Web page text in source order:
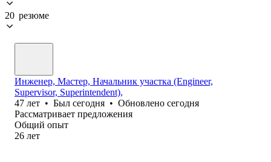
20 резюме
Инженер, Мастер, Начальник участка (Engineer,
Supervisor, Superintendent),
47 лет • Был сегодня • Обновлено сегодня
Рассматривает предложения
Общий опыт
26 лет